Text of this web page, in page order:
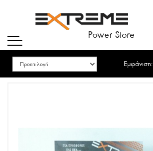
Power Store
Εμφάνιση: